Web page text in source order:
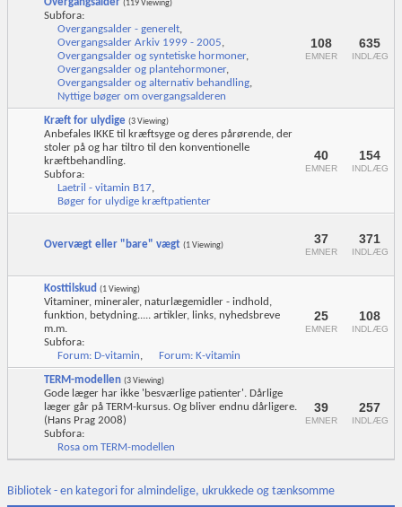
(119 Viewing)
Subfora:
Overgangsalder - generelt,
Overgangsalder Arkiv 1999 - 2005,
Overgangsalder og syntetiske hormoner,
Overgangsalder og plantehormoner,
Overgangsalder og alternativ behandling,
Nyttige bøger om overgangsalderen
108
EMNER
635
INDLÆG
Kræft for ulydige (3 Viewing)
Anbefales IKKE til kræftsyge og deres pårørende, der
stoler på og har tiltro til den konventionelle
kræftbehandling.
Subfora:
Laetril - vitamin B17,
Bøger for ulydige kræftpatienter
40
EMNER
154
INDLÆG
Overvægt eller "bare" vægt (1 Viewing) 37
EMNER
371
INDLÆG
Kosttilskud (1 Viewing)
Vitaminer, mineraler, naturlægemidler - indhold,
funktion, betydning..... artikler, links, nyhedsbreve
m.m.
Subfora:
Forum: D-vitamin, Forum: K-vitamin
25
EMNER
108
INDLÆG
TERM-modellen (3 Viewing)
Gode læger har ikke 'besværlige patienter'. Dårlige
læger går på TERM-kursus. Og bliver endnu dårligere.
(Hans Prag 2008)
Subfora:
Rosa om TERM-modellen
39
EMNER
257
INDLÆG
Bibliotek - en kategori for almindelige, ukrukkede og tænksomme